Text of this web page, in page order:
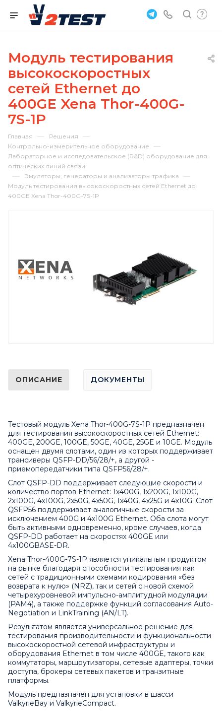
Модуль тестирования
высокоскоростных
сетей Ethernet до
400GE Xena Thor-400G-
7S-1P
Главная — Решения —
Контрольно-измерительное оборудование —
Лабораторное и исследовательское (R&D) оборудование для
оптических линий связи
— Эмуляторы, генераторы и анализаторы трафика —
Модуль тестирования высокоскоростных сетей Ethernet до
400GE Xena Thor-400G-7S-1P
ОПИСАНИЕ ДОКУМЕНТЫ
Тестовый модуль Xena Thor-400G-7S-1P предназначен
для тестирования высокоскоростных сетей Ethernet:
400GE, 200GE, 100GE, 50GE, 40GE, 25GE и 10GE. Модуль
оснащен двумя слотами, один из которых поддерживает
трансиверы QSFP-DD/56/28/+, а другой -
приемопередатчики типа QSFP56/28/+.
Слот QSFP-DD поддерживает следующие скорости и
количество портов Ethernet: 1x400G, 1x200G, 1x100G,
2x100G, 4x100G, 2x50G, 4x50G, 1x40G, 4x25G и 4x10G. Слот
QSFP56 поддерживает аналогичные скорости за
исключением 400G и 4x100G Ethernet. Оба слота могут
быть активными одновременно, кроме случаев, когда
QSFP-DD работает на скоростях 400GE или
4x100GBASE-DR.
Xena Thor-400G-7S-1P является уникальным продуктом
на рынке благодаря способности тестирования как
сетей с традиционными схемами кодирования «без
возврата к нулю» (NRZ), так и сетей с новой схемой
четырехуровневой импульсно-амплитудной модуляции
(PAM4), а также поддержке функций согласования Auto-
Negotiation и LinkTraining (AN/LT).
Результатом является универсальное решение для
тестирования производительности и функциональности
высокоскоростной сетевой инфраструктуры и
оборудования Ethernet в том числе 400GE, такого как
коммутаторы, маршрутизаторы, сетевые адаптеры, точки
доступа, брокеры сетевых пакетов и транзитные
платформы.
Модуль предназначен для установки в шасси
ValkyrieBay и ValkyrieCompact.